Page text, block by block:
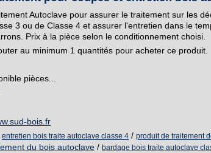
Autoclave pour assurer le traitement sur les
3 ou de Classe 4 et assurer l'entretien dans le
Prix à la pièce selon le conditionnement choisi.
au minimum 1 quantités pour acheter ce produit.
pièces...
bois.fr
entretien bois traite autoclave classe 4 / produit de traitement
du bois autoclave / bardage bois traite autoclave